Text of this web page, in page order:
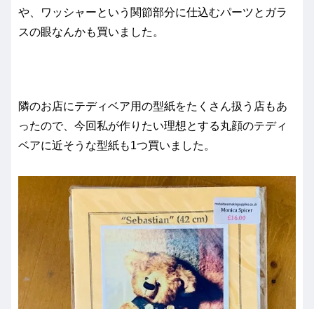
や、ワッシャーという関節部分に仕込むパーツとガラ
スの眼なんかも買いました。
隣のお店にテディベア用の型紙をたくさん扱う店もあ
ったので、今回私が作りたい理想とする丸顔のテディ
ベアに近そうな型紙も1つ買いました。